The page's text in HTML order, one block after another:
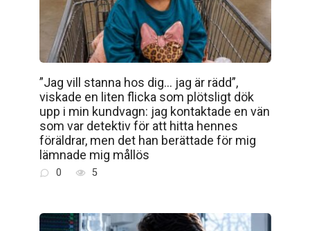
”Jag vill stanna hos dig… jag är rädd”,
viskade en liten flicka som plötsligt dök
upp i min kundvagn: jag kontaktade en vän
som var detektiv för att hitta hennes
föräldrar, men det han berättade för mig
lämnade mig mållös
0 5